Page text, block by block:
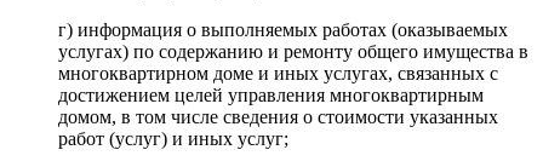
г) информация о выполняемых работах (оказываемых
услугах) по содержанию и ремонту общего имущества в
многоквартирном доме и иных услугах, связанных с
достижением целей управления многоквартирным
домом, в том числе сведения о стоимости указанных
работ (услуг) и иных услуг;